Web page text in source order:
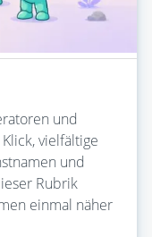
und
vielfältige
und
Rubrik
einmal näher